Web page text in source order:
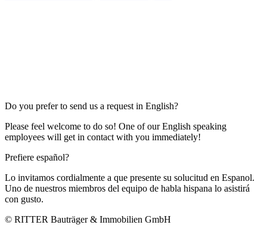
Do you prefer to send us a request in English?
Please feel welcome to do so! One of our English speaking
employees will get in contact with you immediately!
Prefiere español?
Lo invitamos cordialmente a que presente su solucitud en Espanol.
Uno de nuestros miembros del equipo de habla hispana lo asistirá
con gusto.
© RITTER Bauträger & Immobilien GmbH